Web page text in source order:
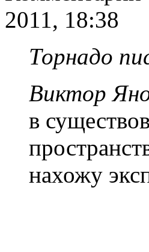
2011, 18:38
Торнадо
Виктор
в
нахожу